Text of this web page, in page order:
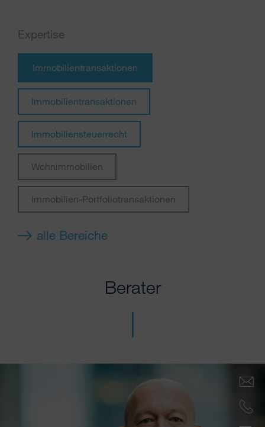
Expertise
Immobilientransaktionen
Immobilientransaktionen
Immobiliensteuerrecht
Wohnimmobilien
Immobilien-Portfoliotransaktionen
alle Bereiche
Berater